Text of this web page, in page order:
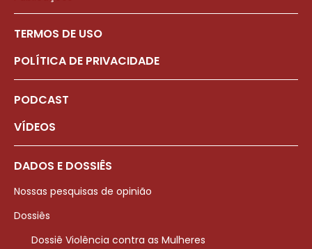
TERMOS DE USO
POLÍTICA DE PRIVACIDADE
PODCAST
VÍDEOS
DADOS E DOSSIÊS
Nossas pesquisas de opinião
Dossiês
Dossiê Violência contra as Mulheres